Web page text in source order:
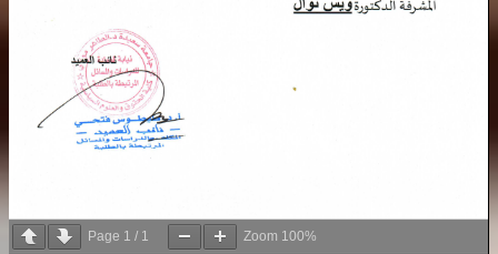
Page 1 / 1 Zoom 100%